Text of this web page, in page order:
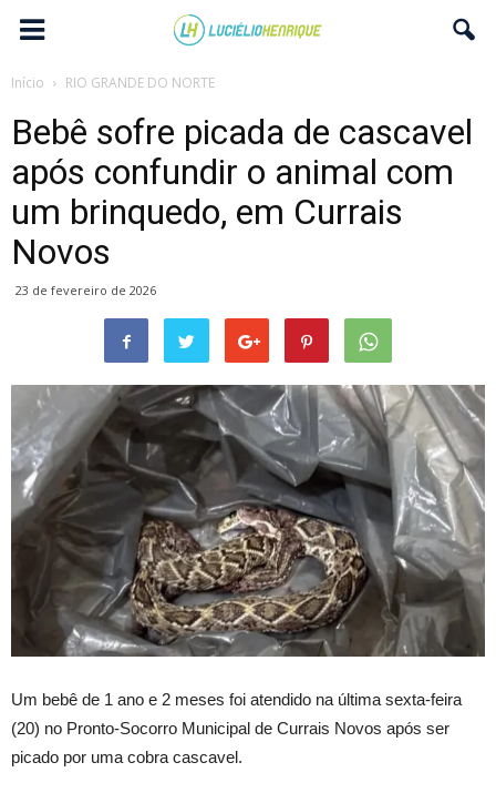
Início RIO GRANDE DO NORTE
Bebê sofre picada de cascavel
após confundir o animal com
um brinquedo, em Currais
Novos
23 de fevereiro de 2026
Um bebê de 1 ano e 2 meses foi atendido na última sexta-feira
(20) no Pronto-Socorro Municipal de Currais Novos após ser
picado por uma cobra cascavel.